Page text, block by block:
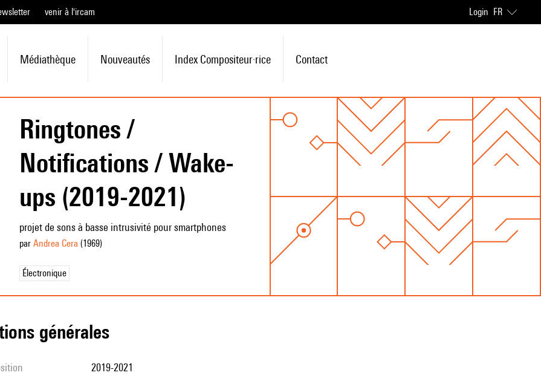
venir à l'ircam Login FR
Médiathèque Nouveautés Index Compositeur·rice Contact
Ringtones /
Notifications / Wake-
ups (2019-2021)
projet de sons à basse intrusivité pour smartphones
par Andrea Cera (1969)
Électronique
générales
2019-2021